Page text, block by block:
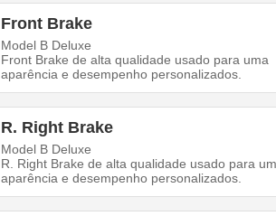
Front Brake
Model B Deluxe
Front Brake de alta qualidade usado para uma
aparência e desempenho personalizados.
R. Right Brake
Model B Deluxe
R. Right Brake de alta qualidade usado para
aparência e desempenho personalizados.